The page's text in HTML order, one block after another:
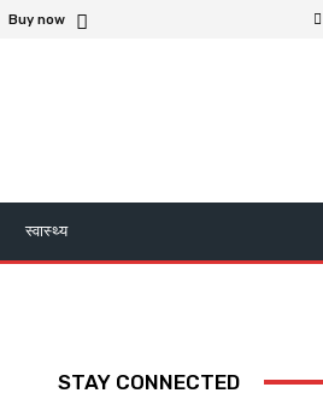
Buy now
स्वास्थ्य
STAY CONNECTED